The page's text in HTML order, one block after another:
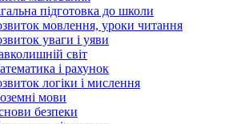
підготовка до школи
мовлення, уроки читання
уваги і уяви
світ
і рахунок
логіки і мислення
мови
безпеки